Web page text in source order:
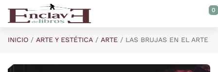
Saltar al contenido principal
0
INICIO ARTE Y ESTÉTICA ARTE LAS BRUJAS EN EL ARTE